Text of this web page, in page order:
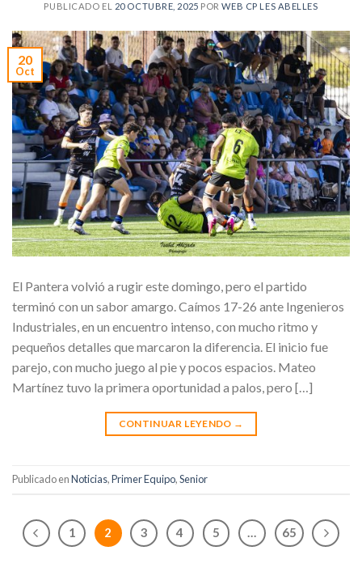
PUBLICADO EL 20 OCTUBRE, 2025 PORWEB CP LES ABELLES
20
Oct
El Pantera volvió a rugir este domingo, pero el partido
terminó con un sabor amargo. Caímos 17-26 ante Ingenieros
Industriales, en un encuentro intenso, con mucho ritmo y
pequeños detalles que marcaron la diferencia. El inicio fue
parejo, con mucho juego al pie y pocos espacios. Mateo
Martínez tuvo la primera oportunidad a palos, pero […]
CONTINUAR LEYENDO →
Publicado enNoticias,Primer Equipo,Senior
1 2 3 4 5 … 65